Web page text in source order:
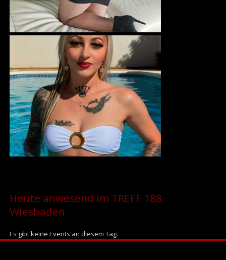
Heute anwesend im TREFF 188
Wiesbaden
Es gibt keine Events an diesem Tag.